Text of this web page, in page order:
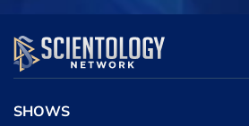
SE
SHOWS